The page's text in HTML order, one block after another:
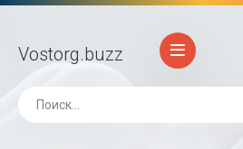
Vostorg.buzz